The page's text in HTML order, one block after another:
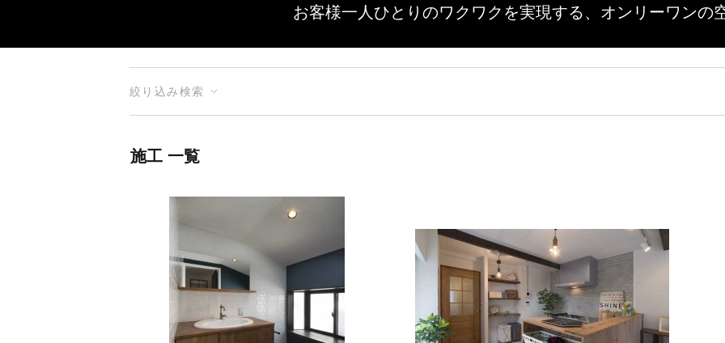
お客様一人ひとりのワクワクを実現する、 オンリーワンの
絞り込み検索
施工 一覧